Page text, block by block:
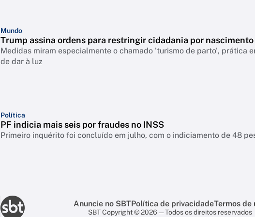
Mundo
Trump assina ordens para restringir cidadania por nascimento
Medidas miram especialmente o chamado 'turismo de parto', prática
de dar à luz
Política
PF indicia mais seis por fraudes no INSS
Primeiro inquérito foi concluído em julho, com o indiciamento de 48
Anuncie no SBTPolítica de privacidadeTermos de
SBT Copyright © 2026 — Todos os direitos reservados